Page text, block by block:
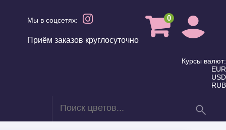
Мы в соцсетях:
Приём заказов круглосуточно
0
Курсы валют:
EUR
USD
RUB